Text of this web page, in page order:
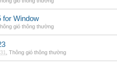
for Window
gió thông thường
Thông gió thông thường